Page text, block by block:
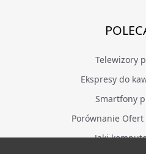
Telewizory
Ekspresy do
Smartfony
Porównanie Ofert
Jaki